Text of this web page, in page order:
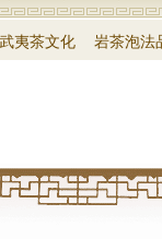
武夷茶文化 岩茶泡法